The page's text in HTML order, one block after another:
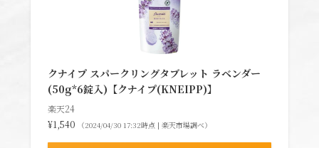
クナイプ スパークリングタブレット ラベンダー
(50g*6錠入)【クナイプ(KNEIPP)】
楽天24
¥1,540
（2024/04/30 17:32時点 | 楽天市場調べ）